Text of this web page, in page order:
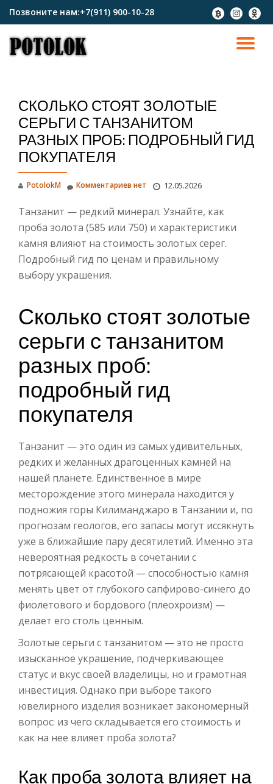
содержимому
Позвоните нам:+7(911) 900-10-28
fa-
btc
fa-
instagram
fa-
СКОЛЬКО СТОЯТ ЗОЛОТЫЕ
СЕРЬГИ С ТАНЗАНИТОМ
РАЗНЫХ ПРОБ: ПОДРОБНЫЙ ГИД
ПОКУПАТЕЛЯ
PotolokM 12.05.2026
Комментариев нет
Танзанит — редкий минерал. Узнайте, как
проба золота (585 или 750) и характеристики
камня влияют на стоимость золотых серег.
Подробный гид по ценам и правильному
выбору украшения.
Сколько стоят золотые
серьги с танзанитом
разных проб:
подробный гид
покупателя
Танзанит — это один из самых удивительных,
редких и желанных драгоценных камней на
нашей планете. Единственное в мире
месторождение этого минерала находится у
подножия горы Килиманджаро в Танзании и, по
прогнозам геологов, его запасы могут иссякнуть
уже в ближайшие пару десятилетий. Именно эта
невероятная редкость в сочетании с
потрясающей красотой — способностью камня
менять цвет от глубокого сапфирово-синего до
фиолетового и бордового (плеохроизм) —
делает его столь ценным.
Золотые серьги с танзанитом — это не просто
изысканное украшение, подчеркивающее
статус и вкус своей владелицы, но и грамотная
инвестиция. Однако при выборе такого
ювелирного изделия возникает закономерный
вопрос: из чего складывается его стоимость и
как на нее влияет проба золота?
Как проба золота влияет на